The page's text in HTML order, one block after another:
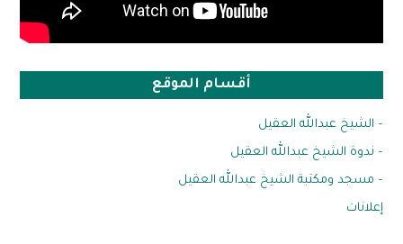
أقسام الموقع
– الشيخ عبدالله العقيل
– ندوة الشيخ عبدالله العقيل
– مسجد ومكتبة الشيخ عبدالله العقيل
إعلانات